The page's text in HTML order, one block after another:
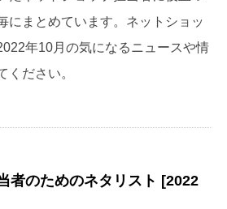
にまとめています。ネットショッ
年10月の気になるニュースや情
ください。
者のためのネタリスト [2022